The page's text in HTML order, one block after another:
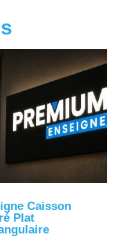
Caisson
Plat